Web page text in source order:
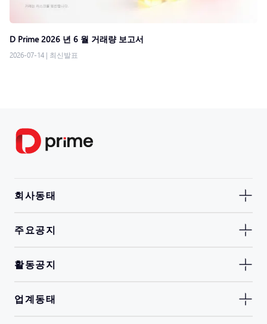
D Prime 2026 년 6 월 거래량 보고서
2026-07-14 | 최신발표
회사동태
주요공지
활동공지
업계동태